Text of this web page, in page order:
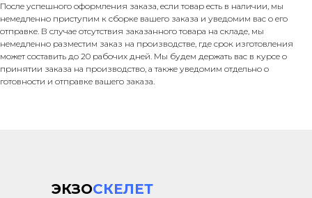
После успешного оформления заказа, если товар есть в наличии, мы
немедленно приступим к сборке вашего заказа и уведомим вас о его
отправке. В случае отсутствия заказанного товара на складе, мы
немедленно разместим заказ на производстве, где срок изготовления
может составить до 20 рабочих дней. Мы будем держать вас в курсе о
принятии заказа на производство, а также уведомим отдельно о
готовности и отправке вашего заказа.
ЭКЗОСКЕЛЕТ